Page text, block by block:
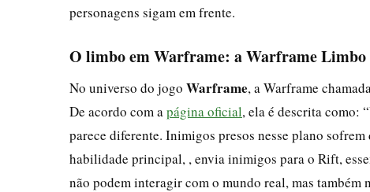
personagens sigam em frente.
O limbo em Warframe: a Warframe Limbo
No universo do jogo Warframe, a Warframe chamada
De acordo com a página oficial, ela é descrita como:
parece diferente. Inimigos presos nesse plano
habilidade principal, , envia inimigos para o Rift,
não podem interagir com o mundo real, mas também